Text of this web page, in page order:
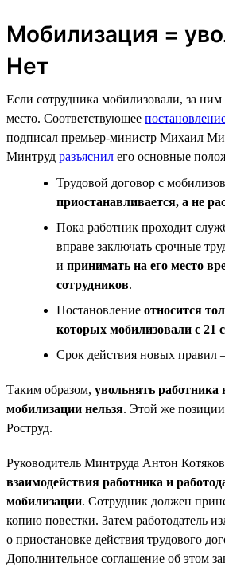
Мобилизация =
Нет
Если сотрудника мобилизовали, за ним
место. Соответствующее
подписал премьер-министр Михаил
Минтруд разъяснил его основные
Трудовой договор с
приостанавливается, а не
Пока работник проходит
вправе заключать срочные
и принимать на его место
сотрудников.
Постановление относится
которых мобилизовали с 21
Срок действия новых правил
Таким образом, увольнять работника
мобилизации нельзя. Этой же позиции
Роструд.
Руководитель Минтруда Антон Котяков
взаимодействия работника и
мобилизации. Сотрудник должен
копию повестки. Затем работодатель
о приостановке действия трудового
Дополнительное соглашение об этом